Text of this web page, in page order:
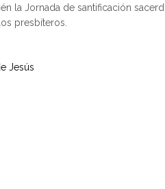
la Jornada de santificación
presbíteros.
Jesús